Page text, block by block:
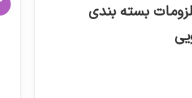
بسته بندی